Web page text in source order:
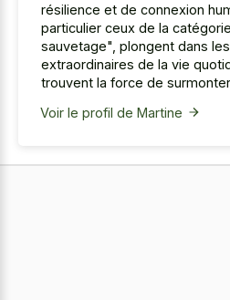
résilience et de connexion
particulier ceux de la
sauvetage", plongent dans
extraordinaires de la vie
trouvent la force de
Voir le profil de Martine